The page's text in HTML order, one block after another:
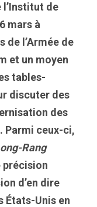
l’Institut de
mars à
de l’Armée de
et un moyen
tables-
discuter des
des
Parmi ceux-ci,
Rang
précision
d’en dire
États-Unis en